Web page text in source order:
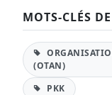
MOTS-CLÉS
(OTAN)
PKK